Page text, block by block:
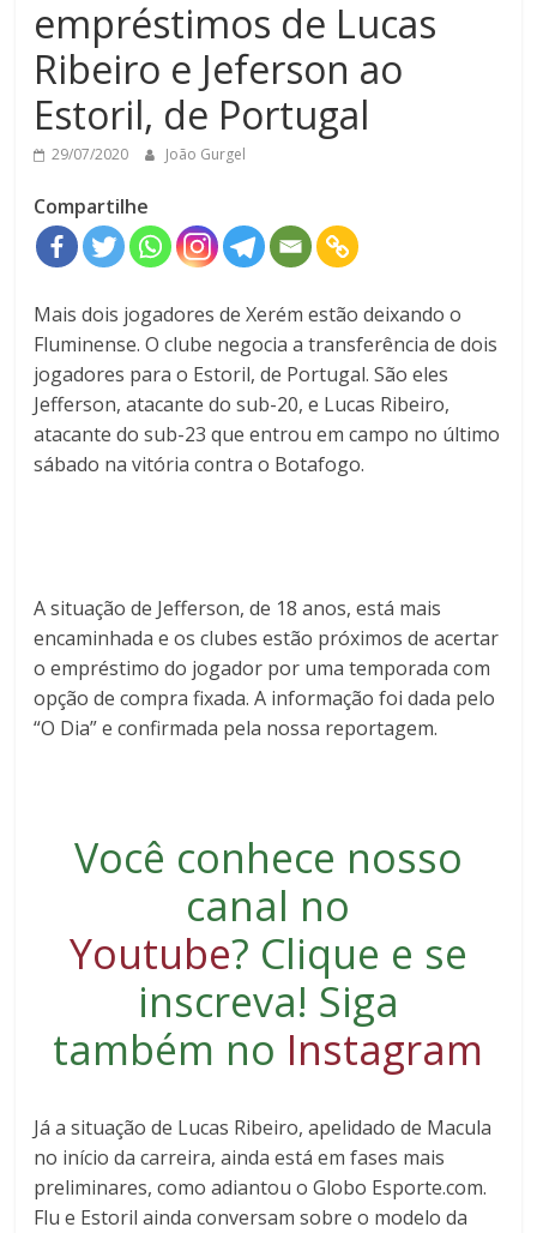
empréstimos de Lucas
Ribeiro e Jeferson ao
Estoril, de Portugal
29/07/2020 João Gurgel
Compartilhe
Mais dois jogadores de Xerém estão deixando o
Fluminense. O clube negocia a transferência de dois
jogadores para o Estoril, de Portugal. São eles
Jefferson, atacante do sub-20, e Lucas Ribeiro,
atacante do sub-23 que entrou em campo no último
sábado na vitória contra o Botafogo.
A situação de Jefferson, de 18 anos, está mais
encaminhada e os clubes estão próximos de acertar
o empréstimo do jogador por uma temporada com
opção de compra fixada. A informação foi dada pelo
“O Dia” e confirmada pela nossa reportagem.
Você conhece nosso
canal no
Youtube? Clique e se
inscreva! Siga
também no Instagram
Já a situação de Lucas Ribeiro, apelidado de Macula
no início da carreira, ainda está em fases mais
preliminares, como adiantou o Globo Esporte.com.
Flu e Estoril ainda conversam sobre o modelo da